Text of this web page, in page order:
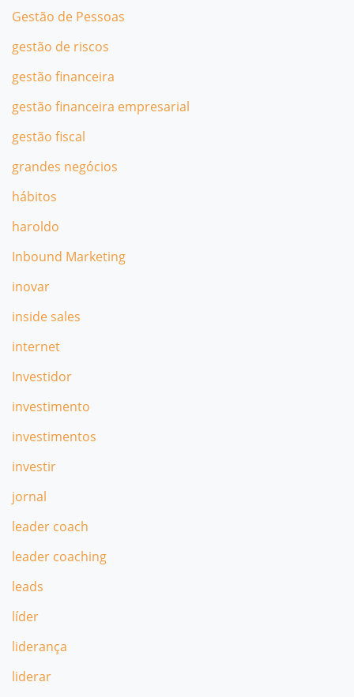
Gestão de Pessoas
gestão de riscos
gestão financeira
gestão financeira empresarial
gestão fiscal
grandes negócios
hábitos
haroldo
Inbound Marketing
inovar
inside sales
internet
Investidor
investimento
investimentos
investir
jornal
leader coach
leader coaching
leads
líder
liderança
liderar